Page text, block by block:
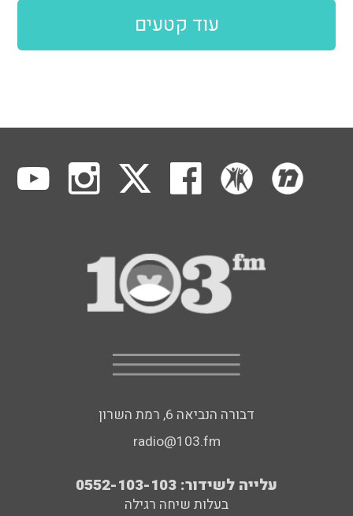
עוד קטעים
דבורה הנביאה 6, רמת השרון
radio@103.fm
עלייה לשידור: 0552-103-103
בעלות שיחה רגילה